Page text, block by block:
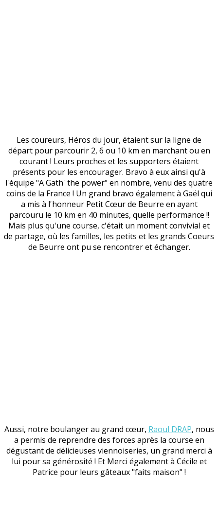
Les coureurs, Héros du jour, étaient sur la ligne de
départ pour parcourir 2, 6 ou 10 km en marchant ou en
courant ! Leurs proches et les supporters étaient
présents pour les encourager. Bravo à eux ainsi qu'à
l'équipe "A Gath' the power" en nombre, venu des quatre
coins de la France ! Un grand bravo également à Gaël qui
a mis à l'honneur Petit Cœur de Beurre en ayant
parcouru le 10 km en 40 minutes, quelle performance !!
Mais plus qu'une course, c'était un moment convivial et
de partage, où les familles, les petits et les grands Coeurs
de Beurre ont pu se rencontrer et échanger.
Aussi, notre boulanger au grand cœur, Raoul DRAP, nous
a permis de reprendre des forces après la course en
dégustant de délicieuses viennoiseries, un grand merci à
lui pour sa générosité ! Et Merci également à Cécile et
Patrice pour leurs gâteaux "faits maison" !